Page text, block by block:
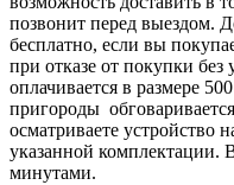
позвонит перед выездом.
бесплатно, если вы
при отказе от покупки
оплачивается в размере
пригороды
осматриваете устройство
указанной комплектации.
минутами.